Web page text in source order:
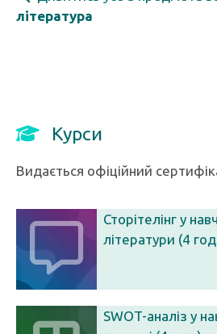
література
Курси
Видається офіційний
Сторітелінг у
літератури (4
SWOT-аналіз у